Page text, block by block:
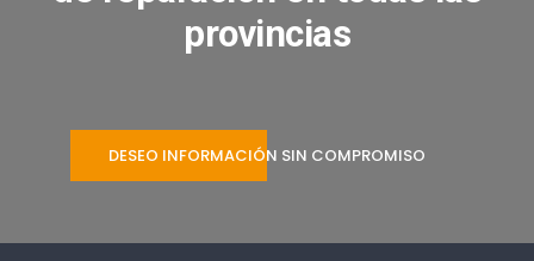
provincias
DESEO INFORMACIÓN SIN COMPROMISO